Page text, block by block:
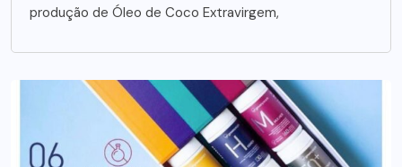
produção de Óleo de Coco Extravirgem,